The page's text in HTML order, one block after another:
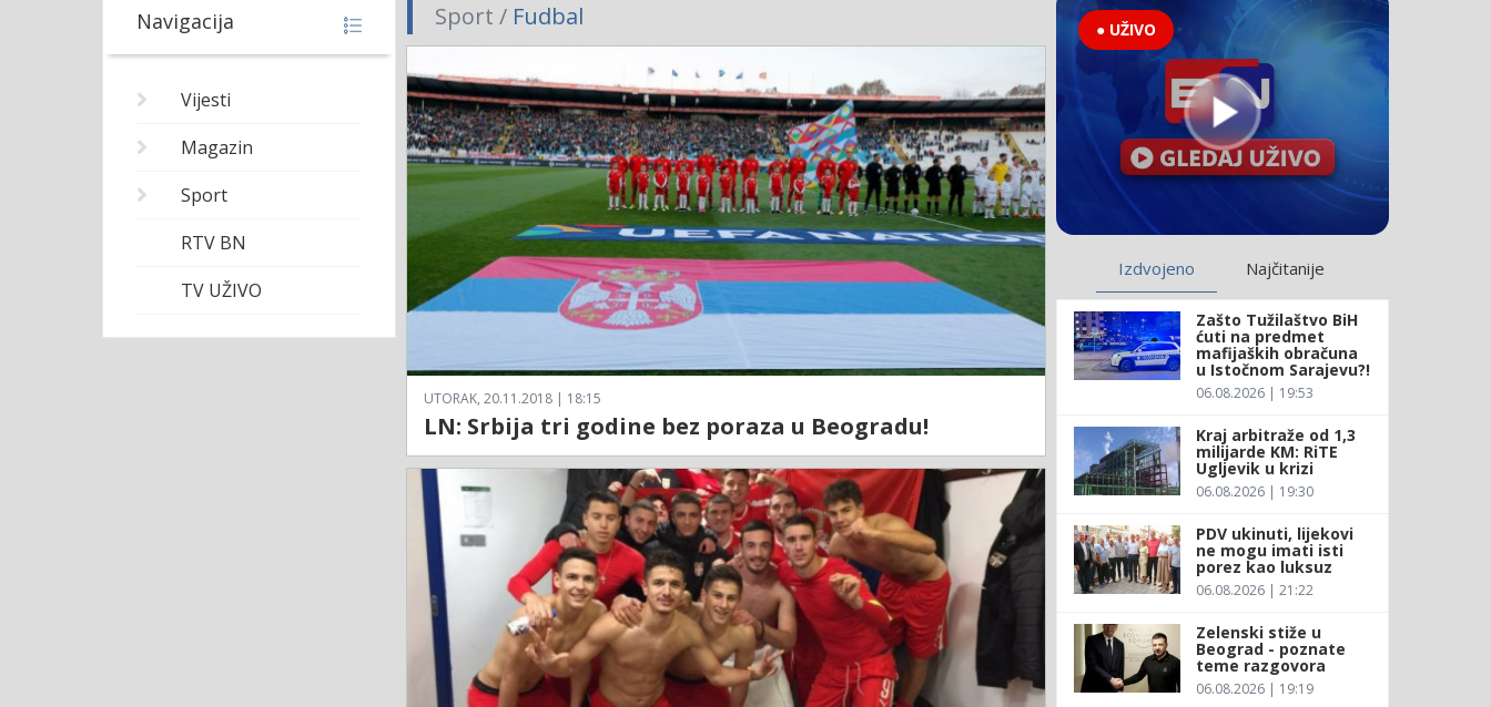
Navigacija
Vijesti
Magazin
Sport
RTV BN
TV UŽIVO
Sport / Fudbal
UTORAK, 20.11.2018 | 18:15
LN: Srbija tri godine bez poraza u Beogradu!
● UŽIVO
Izdvojeno Najčitanije
Zašto Tužilaštvo BiH
ćuti na predmet
mafijaških obračuna
u Istočnom Sarajevu?!
06.08.2026 | 19:53
Kraj arbitraže od 1,3
milijarde KM: RiTE
Ugljevik u krizi
06.08.2026 | 19:30
PDV ukinuti, lijekovi
ne mogu imati isti
porez kao luksuz
06.08.2026 | 21:22
Zelenski stiže u
Beograd - poznate
teme razgovora
06.08.2026 | 19:19